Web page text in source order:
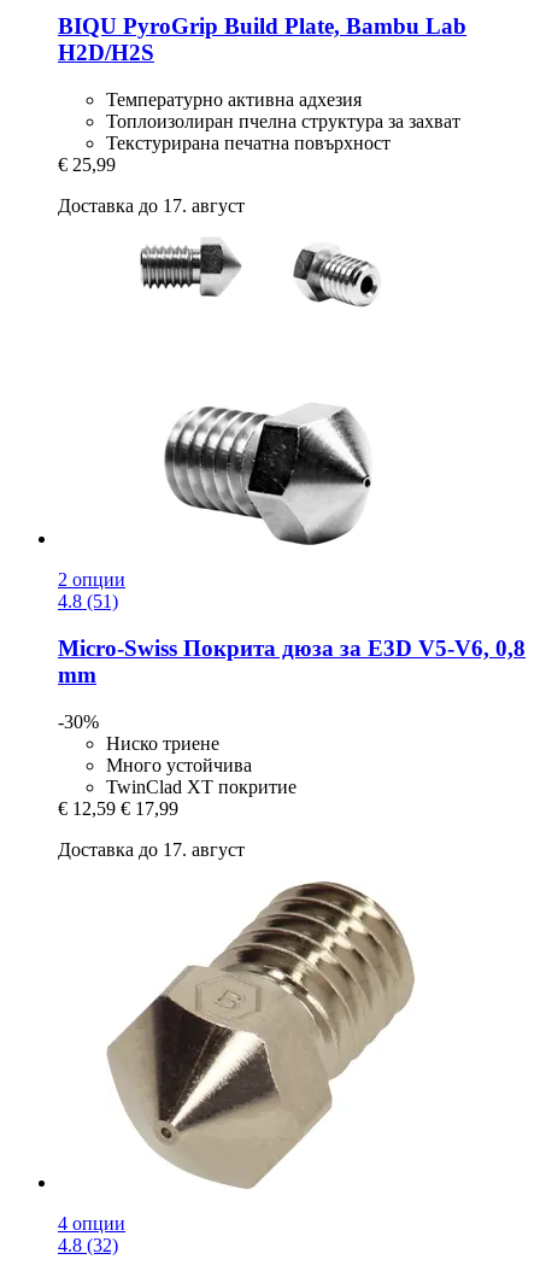
BIQU PyroGrip Build Plate, Bambu Lab
H2D/H2S
Температурно активна адхезия
Топлоизолиран пчелна структура за захват
Текстурирана печатна повърхност
€ 25,99
Доставка до 17. август
2 опции
4.8 (51)
Micro-Swiss Покрита дюза за E3D V5-​V6, 0,8
mm
-30%
Ниско триене
Много устойчива
TwinClad XT покритие
€ 12,59 € 17,99
Доставка до 17. август
4 опции
4.8 (32)